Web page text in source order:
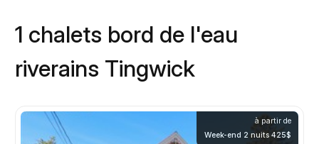
1 chalets bord de l'eau
riverains Tingwick
à partir de
Week-end 2 nuits 425$